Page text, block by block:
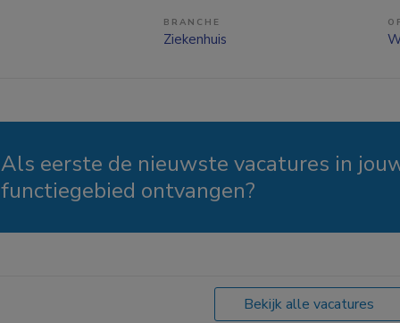
BRANCHE
Ziekenhuis
Als eerste de nieuwste vacatures in
functiegebied ontvangen?
Bekijk alle vacatures